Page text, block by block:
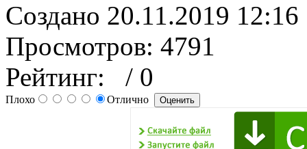
Создано 20.11.2019 12:16
Просмотров: 4791
Рейтинг:
/ 0
Плохо Отлично